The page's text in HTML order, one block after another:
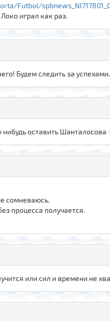
Futbol/
играл как раз.
Будем следить за
оставить
сомневаюсь.
процесса получается.
или сил и времени не